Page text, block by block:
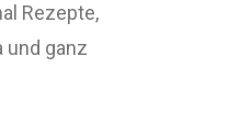
Rezepte,
und ganz